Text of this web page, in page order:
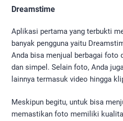
Dreamstime
Aplikasi pertama yang terbukti
banyak pengguna yaitu
Anda bisa menjual berbagai foto
dan simpel. Selain foto, Anda
lainnya termasuk video hingga
Meskipun begitu, untuk bisa
memastikan foto memiliki